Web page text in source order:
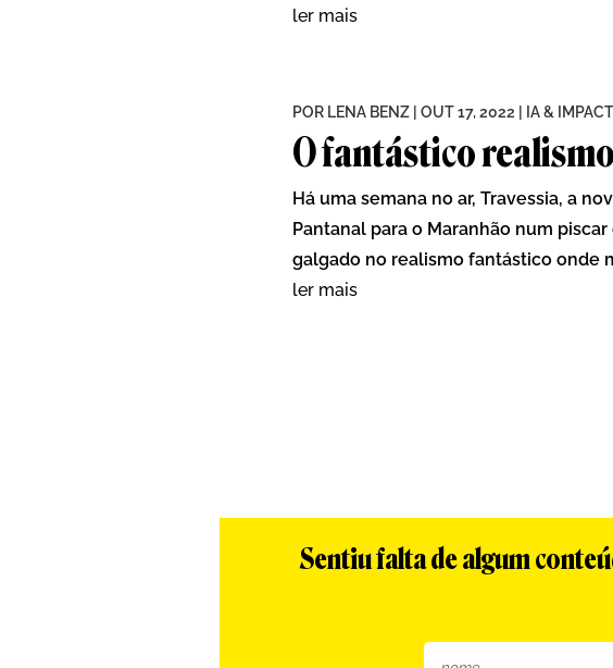
ler mais
O fantástico
POR LENA BENZ| OUT 17, 2022 IA &
Há uma semana no ar, Travessia, a
Pantanal para o Maranhão num
galgado no realismo fantástico onde
ler mais
Sentiu falta de algum